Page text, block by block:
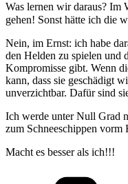
Was lernen wir daraus? Im
gehen! Sonst hätte ich die
Nein, im Ernst: ich habe
den Helden zu spielen und
Kompromisse gibt. Wenn
kann, dass sie geschädigt
unverzichtbar. Dafür sind
Ich werde unter Null Grad
zum Schneeschippen vorm
Macht es besser als ich!!!